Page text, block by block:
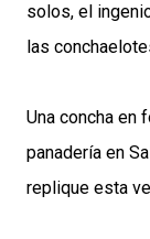
solos, el
las
Una concha en
panadería en
replique esta